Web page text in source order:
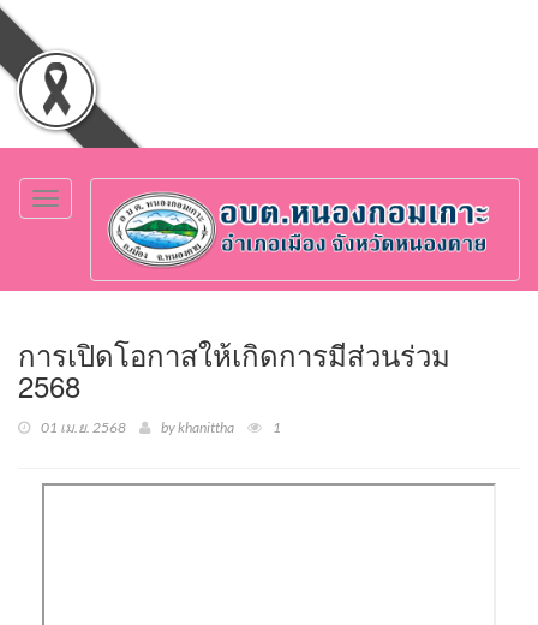
Toggle
navigation
การเปิดโอกาสให้เกิดการมีส่วนร่วม
2568
01 เม.ย. 2568 by khanittha 1